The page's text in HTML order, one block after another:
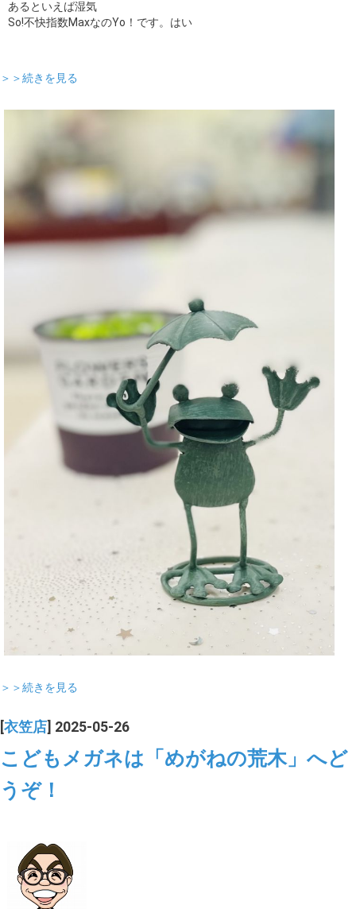
あるといえば湿気
So!不快指数MaxなのYo！です。はい
＞＞続きを見る
＞＞続きを見る
[衣笠店] 2025-05-26
こどもメガネは「めがねの荒木」へど
うぞ！